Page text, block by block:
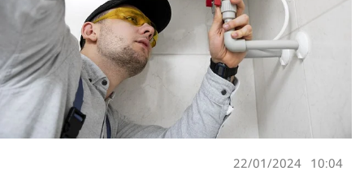
10:04
22/01/2024